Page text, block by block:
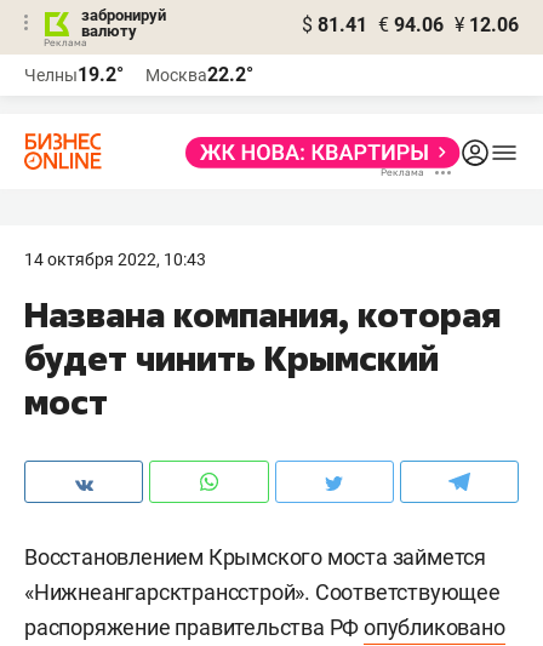
забронируй
валюту
$ 81.41 € 94.06 ¥ 12.06
Челны19.2° Москва22.2°
14 октября 2022, 10:43
Названа компания, которая
будет чинить Крымский
мост
Восстановлением Крымского моста займется
«Нижнеангарсктрансстрой». Соответствующее
распоряжение правительства РФопубликовано